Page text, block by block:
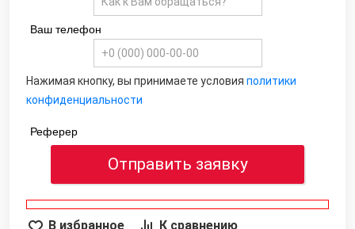
Ваш телефон
Нажимая кнопку, вы принимаете условияполитики
конфиденциальности
Реферер
Отправить заявку
В избранное К сравнению